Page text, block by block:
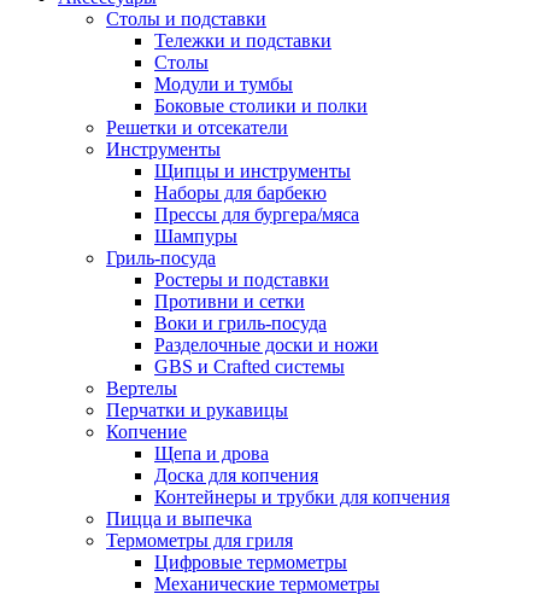
Столы и подставки
Тележки и подставки
Столы
Модули и тумбы
Боковые столики и полки
Решетки и отсекатели
Инструменты
Щипцы и инструменты
Наборы для барбекю
Прессы для бургера/мяса
Шампуры
Гриль-посуда
Ростеры и подставки
Противни и сетки
Воки и гриль-посуда
Разделочные доски и ножи
GBS и Crafted системы
Вертелы
Перчатки и рукавицы
Копчение
Щепа и дрова
Доска для копчения
Контейнеры и трубки для копчения
Пицца и выпечка
Термометры для гриля
Цифровые термометры
Механические термометры